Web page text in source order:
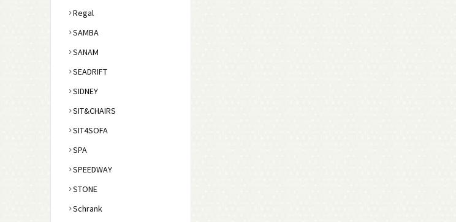
Regal
SAMBA
SANAM
SEADRIFT
SIDNEY
SIT&CHAIRS
SIT4SOFA
SPA
SPEEDWAY
STONE
Schrank